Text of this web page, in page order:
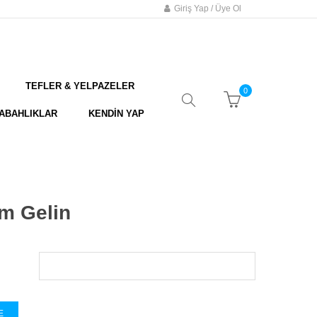
Giriş Yap / Üye Ol
TEFLER & YELPAZELER
KENDİN YAP
0
Gelin